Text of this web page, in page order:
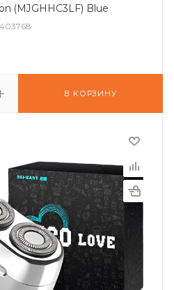
(MJGHHC3LF) Blue
В КОРЗИНУ